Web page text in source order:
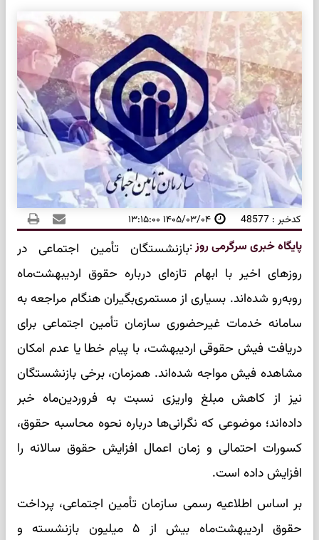
کدخبر : 48577 ۱۴۰۵/۰۳/۰۴ ۱۳:۱۵:۰۰
پایگاه خبری سرگرمی روز:بازنشستگان تأمین اجتماعی در
روزهای اخیر با ابهام تازه‌ای درباره حقوق اردیبهشت‌ماه
روبه‌رو شده‌اند. بسیاری از مستمری‌بگیران هنگام مراجعه به
سامانه خدمات غیرحضوری سازمان تأمین اجتماعی برای
دریافت فیش حقوقی اردیبهشت، با پیام خطا یا عدم امکان
مشاهده فیش مواجه شده‌اند. همزمان، برخی بازنشستگان
نیز از کاهش مبلغ واریزی نسبت به فروردین‌ماه خبر
داده‌اند؛ موضوعی که نگرانی‌ها درباره نحوه محاسبه حقوق،
کسورات احتمالی و زمان اعمال افزایش حقوق سالانه را
افزایش داده است.
بر اساس اطلاعیه رسمی سازمان تأمین اجتماعی، پرداخت
حقوق اردیبهشت‌ماه بیش از ۵ میلیون بازنشسته و